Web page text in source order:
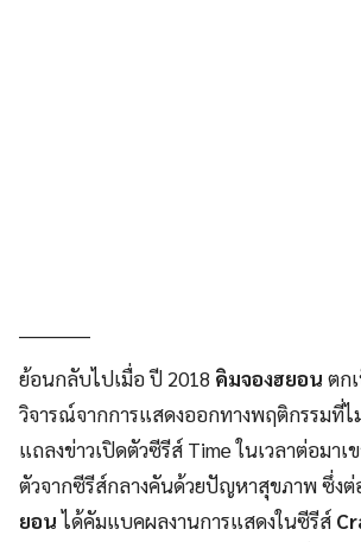
ย้อนกลับไปเมื่อ ปี 2018 คิมจองฮยอน ตก
วิจารณ์จากการแสดงออกทางพฤติกรรมที่ไ
แถลงข่าวเปิดตัวซีรีส์ Time ในเวลาต่อมา
ตัวจากซีรีส์กลางคันด้วยปัญหาสุขภาพ ซึ่งต่
ยอนได้คัมแบคผลงานการแสดงในซีรีส์